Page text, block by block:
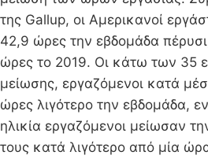
της Gallup, οι Αμερικανοί
42,9 ώρες την εβδομάδα
ώρες το 2019. Οι κάτω των 35
μείωσης, εργαζόμενοι κατά
ώρες λιγότερο την εβδομάδα,
ηλικία εργαζόμενοι μείωσαν
τους κατά λιγότερο από μία